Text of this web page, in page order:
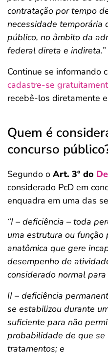
contratação por tempo
necessidade temporária
público, no âmbito da
federal direta e indireta.”
Continue se informando
cadastre-se
recebê-los diretamente
Quem é
concurso
Segundo o Art. 3º do
considerado PcD em
enquadra em uma das
“I – deficiência – toda
uma estrutura ou
anatômica que gere
desempenho de
considerado normal
II – deficiência
se estabilizou durante
suficiente para não
probabilidade de que se
tratamentos; e